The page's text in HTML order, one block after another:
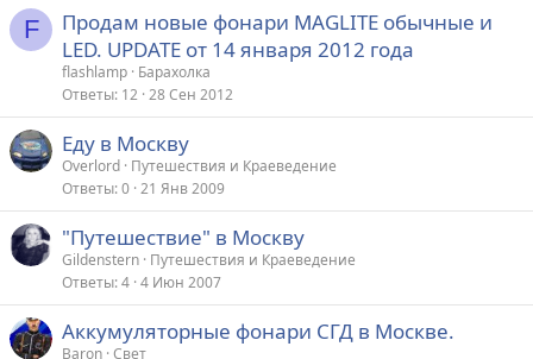
F
Продам новые фонари MAGLITE обычные и
LED. UPDATE от 14 января 2012 года
flashlamp Барахолка
Ответы 12 28 Сен 2012
Еду в Москву
Overlord Путешествия и Краеведение
Ответы 0 21 Янв 2009
"Путешествие" в Москву
Gildenstern Путешествия и Краеведение
Ответы 4 4 Июн 2007
Аккумуляторные фонари СГД в Москве.
Baron Свет